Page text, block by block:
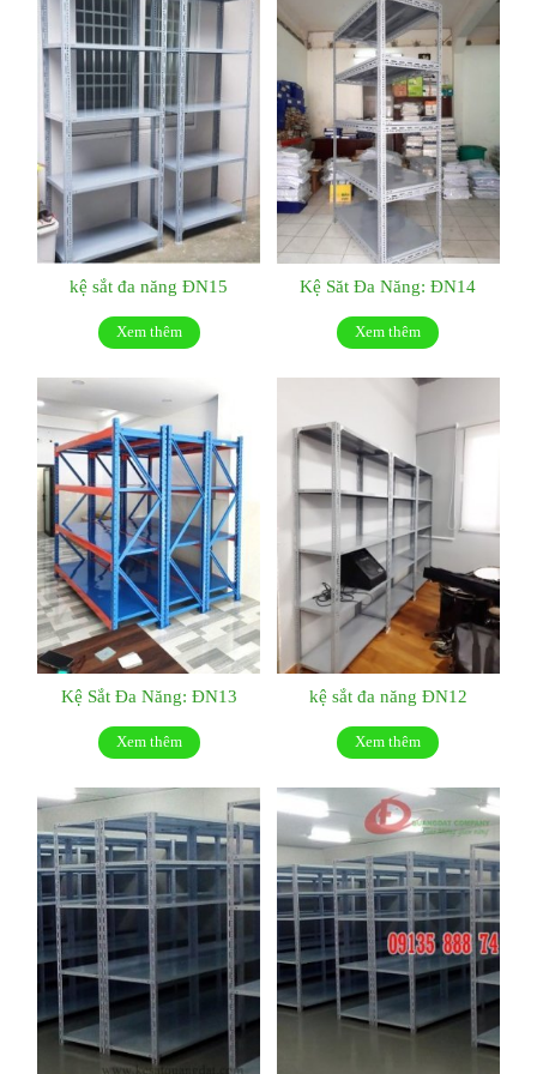
kệ sắt đa năng ĐN15
Xem thêm
Kệ Săt Đa Năng: ĐN14
Xem thêm
Kệ Sắt Đa Năng: ĐN13
Xem thêm
kệ sắt đa năng ĐN12
Xem thêm